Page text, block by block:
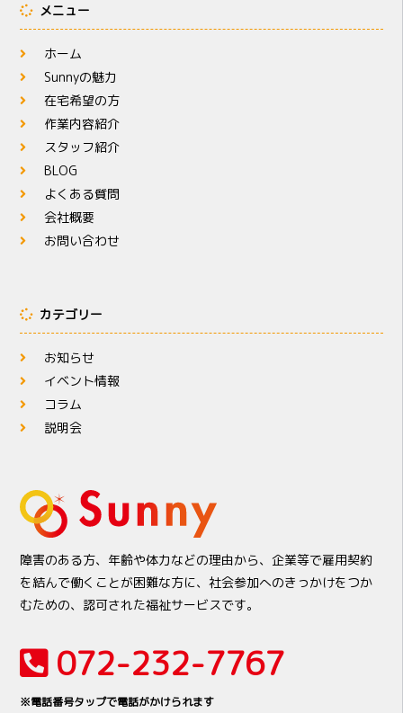
メニュー
ホーム
Sunnyの魅力
在宅希望の方
作業内容紹介
スタッフ紹介
BLOG
よくある質問
会社概要
お問い合わせ
カテゴリー
お知らせ
イベント情報
コラム
説明会
障害のある方、年齢や体力などの理由から、企業等で雇用契約
を結んで働くことが困難な方に、社会参加へのきっかけをつか
むための、認可された福祉サービスです。
072-232-7767
※電話番号タップで電話がかけられます